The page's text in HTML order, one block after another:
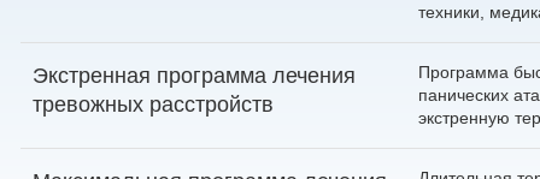
техники,
Экстренная программа лечения
тревожных расстройств
Программа
панических
экстренную